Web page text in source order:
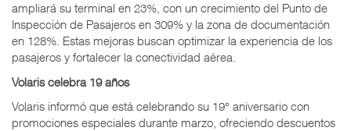
ampliará su terminal en 23%, con un crecimiento del Punto de
Inspección de Pasajeros en 309% y la zona de documentación
en 128%. Estas mejoras buscan optimizar la experiencia de los
pasajeros y fortalecer la conectividad aérea.
Volaris celebra 19 años
Volaris informó que está celebrando su 19° aniversario con
promociones especiales durante marzo, ofreciendo descuentos